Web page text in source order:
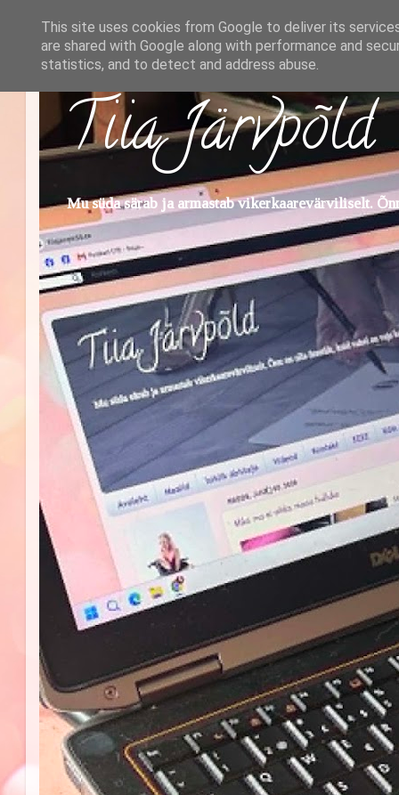
Tiia Järvpõld
Mu süda särab ja armastab vikerkaarevärviliselt.
This site uses cookies from Google to deliver its
are shared with Google along with performance and
statistics, and to detect and address abuse.